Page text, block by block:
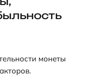
монеты